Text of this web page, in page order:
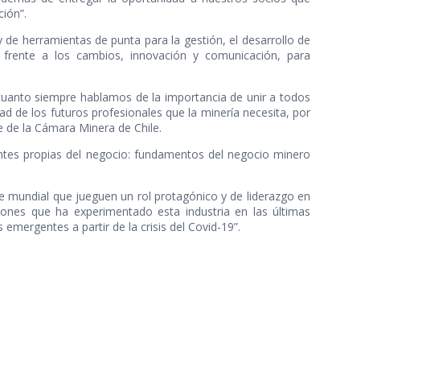
herramientas de punta para la gestión, el desarrollo de
frente a los cambios, innovación y comunicación, para
siempre hablamos de la importancia de unir a todos
de los futuros profesionales que la minería necesita, por
la Cámara Minera de Chile.
propias del negocio: fundamentos del negocio minero
que jueguen un rol protagónico y de liderazgo en
que ha experimentado esta industria en las últimas
a partir de la crisis del Covid-19”.